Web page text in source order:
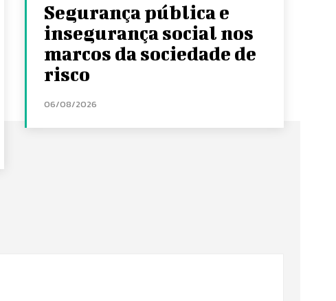
Segurança pública e
insegurança social nos
marcos da sociedade de
risco
06/08/2026